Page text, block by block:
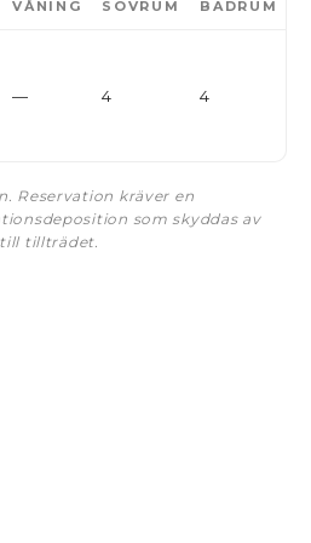
VÅNING SOVRUM BADRUM
— 4 4
Reservation kräver en
som skyddas av
tillträdet.